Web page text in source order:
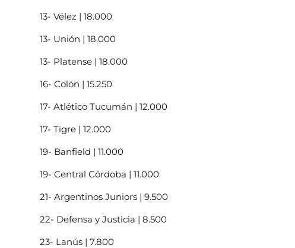
13- Vélez | 18.000
13- Unión | 18.000
13- Platense | 18.000
16- Colón | 15.250
17- Atlético Tucumán | 12.000
17- Tigre | 12.000
19- Banfield | 11.000
19- Central Córdoba | 11.000
21- Argentinos Juniors | 9.500
22- Defensa y Justicia | 8.500
23- Lanús | 7.800